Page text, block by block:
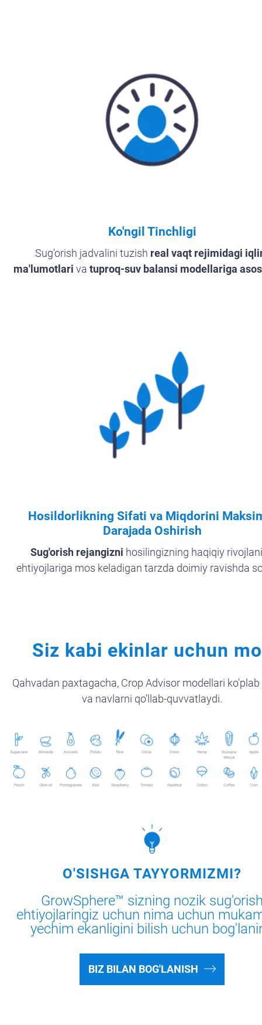
Ko'ngil Tinchligi
Sug'orish jadvalini tuzish real vaqt rejimidagi
ma'lumotlari va tuproq-suv balansi modellariga
Hosildorlikning Sifati va Miqdorini
Darajada Oshirish
Sug'orish rejangizni hosilingizning haqiqiy
ehtiyojlariga mos keladigan tarzda doimiy ravishda
Siz kabi ekinlar uchun
Qahvadan paxtagacha, Crop Advisor modellari ko'plab
va navlarni qo'llab-quvvatlaydi.
O'SISHGA TAYYORMIZMI?
GrowSphere™ sizning nozik
ehtiyojlaringiz uchun nima uchun
yechim ekanligini bilish uchun
BIZ BILAN BOG'LANISH